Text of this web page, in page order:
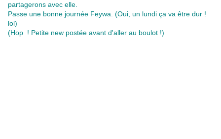
partagerons avec elle.
Passe une bonne journée Feywa. (Oui, un lundi ça va être dur !
lol)
(Hop ! Petite new postée avant d'aller au boulot !)